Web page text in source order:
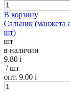
В корзину
Сальник (манжета
шт)
шт
в наличии
9.80 i
/ шт
опт. 9.00 i